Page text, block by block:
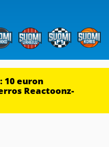
10 euron
Reactoonz-